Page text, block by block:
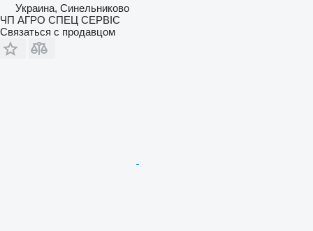
Украина, Синельниково
ЧП АГРО СПЕЦ СЕРВІС
Связаться с продавцом